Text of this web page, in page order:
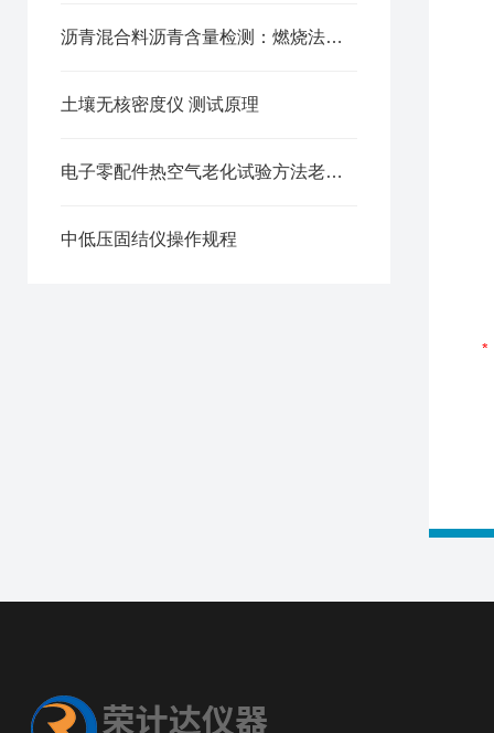
沥青混合料沥青含量检测：燃烧法测定仪的原理与操作步骤
土壤无核密度仪 测试原理
电子零配件热空气老化试验方法老化试验箱
中低压固结仪操作规程